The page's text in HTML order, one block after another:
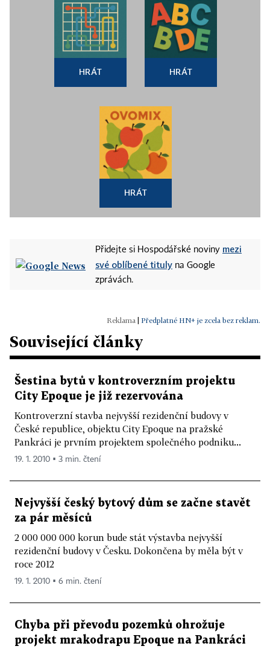
HRÁT HRÁT
HRÁT
Přidejte si Hospodářské noviny mezi
své oblíbené tituly na Google
zprávách.
Předplatné HN+ je zcela bez reklam.
Související články
Šestina bytů v kontroverzním projektu
City Epoque je již rezervována
Kontroverzní stavba nejvyšší rezidenční budovy v
České republice, objektu City Epoque na pražské
Pankráci je prvním projektem společného podniku...
19. 1. 2010 ▪ 3 min. čtení
Nejvyšší český bytový dům se začne stavět
za pár měsíců
2 000 000 000 korun bude stát výstavba nejvyšší
rezidenční budovy v Česku. Dokončena by měla být v
roce 2012
19. 1. 2010 ▪ 6 min. čtení
Chyba při převodu pozemků ohrožuje
projekt mrakodrapu Epoque na Pankráci